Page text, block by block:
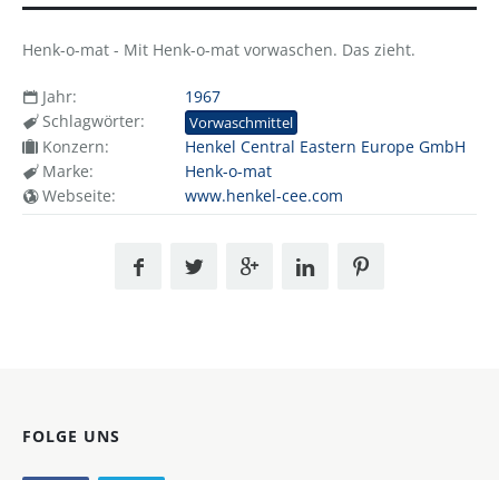
Henk-o-mat - Mit Henk-o-mat vorwaschen. Das zieht.
Jahr:
1967
Schlagwörter:
Vorwaschmittel
Konzern:
Henkel Central Eastern Europe GmbH
Marke:
Henk-o-mat
Webseite:
www.henkel-cee.com
FOLGE UNS